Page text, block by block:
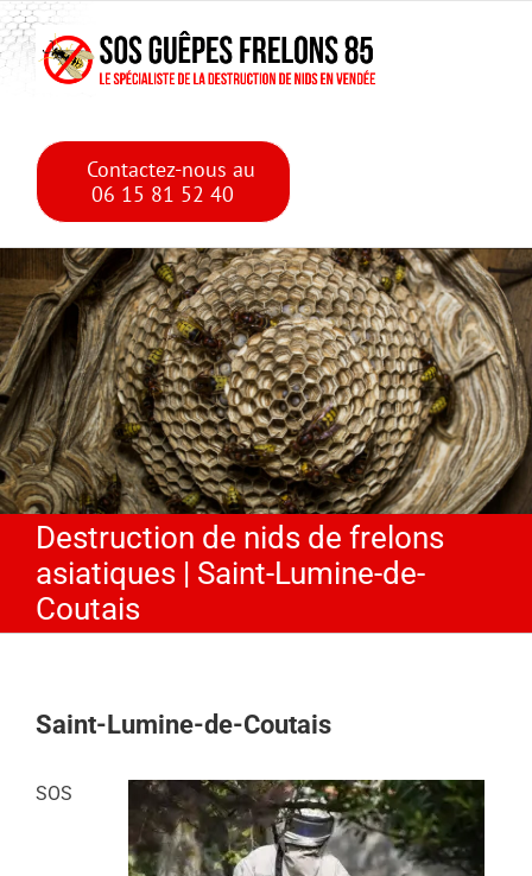
Skip to main content
Skip
to
content
Contactez-nous au
06 15 81 52 40
Destruction de nids de frelons
asiatiques | Saint-Lumine-de-
Coutais
Saint-Lumine-de-Coutais
SOS